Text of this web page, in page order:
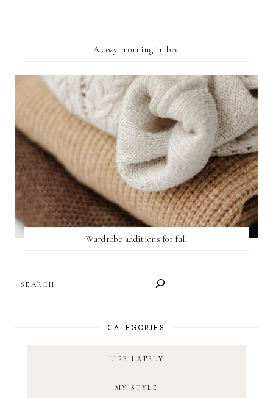
A cozy morning in bed
Wardrobe additions for fall
CATEGORIES
LIFE LATELY
MY STYLE